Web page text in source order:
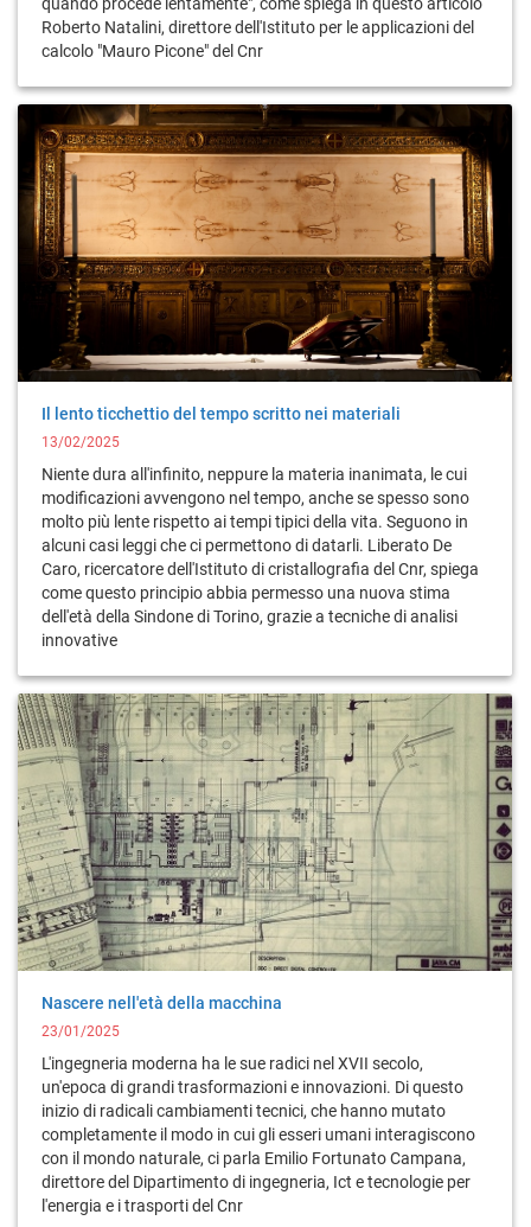
quando procede lentamente", come spiega in questo articolo
Roberto Natalini, direttore dell'Istituto per le applicazioni del
calcolo "Mauro Picone" del Cnr
Il lento ticchettio del tempo scritto nei materiali
13/02/2025
Niente dura all'infinito, neppure la materia inanimata, le cui
modificazioni avvengono nel tempo, anche se spesso sono
molto più lente rispetto ai tempi tipici della vita. Seguono in
alcuni casi leggi che ci permettono di datarli. Liberato De
Caro, ricercatore dell'Istituto di cristallografia del Cnr, spiega
come questo principio abbia permesso una nuova stima
dell'età della Sindone di Torino, grazie a tecniche di analisi
innovative
Nascere nell'età della macchina
23/01/2025
L'ingegneria moderna ha le sue radici nel XVII secolo,
un'epoca di grandi trasformazioni e innovazioni. Di questo
inizio di radicali cambiamenti tecnici, che hanno mutato
completamente il modo in cui gli esseri umani interagiscono
con il mondo naturale, ci parla Emilio Fortunato Campana,
direttore del Dipartimento di ingegneria, Ict e tecnologie per
l'energia e i trasporti del Cnr